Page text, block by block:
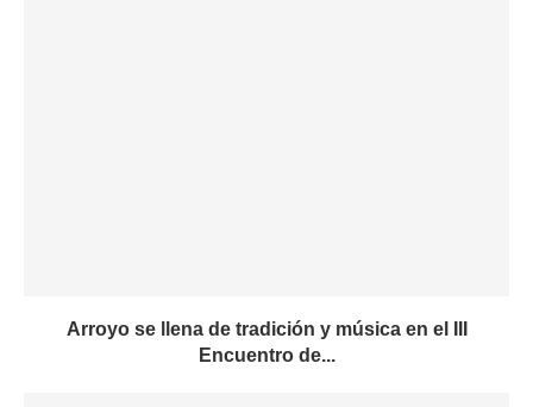
Arroyo se llena de tradición y música en el III
Encuentro de...